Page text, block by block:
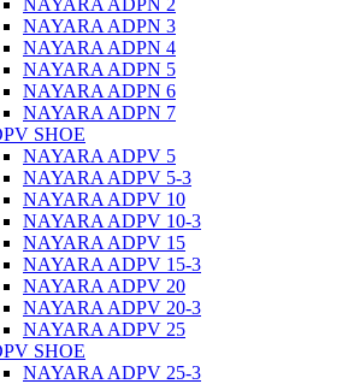
NAYARA ADPN 2
NAYARA ADPN 3
NAYARA ADPN 4
NAYARA ADPN 5
NAYARA ADPN 6
NAYARA ADPN 7
SHOE
ΝAYARA ADPV 5
NAYARA ADPV 5-3
NAYARA ADPV 10
NAYARA ADPV 10-3
NAYARA ADPV 15
NAYARA ADPV 15-3
NAYARA ADPV 20
NAYARA ADPV 20-3
NAYARA ADPV 25
SHOE
NAYARA ADPV 25-3